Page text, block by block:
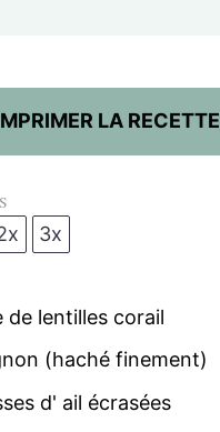
s
s
s
s
LA RECETTE
3x
de lentilles corail
(haché finement)
d' ail écrasées